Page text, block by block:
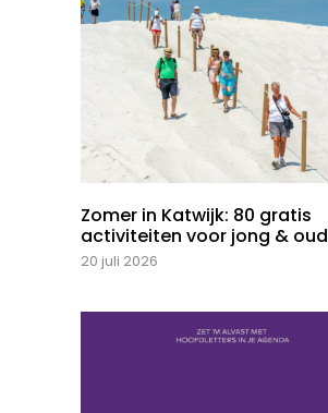
Zomer in Katwijk: 80 gratis
activiteiten voor jong & oud
20 juli 2026